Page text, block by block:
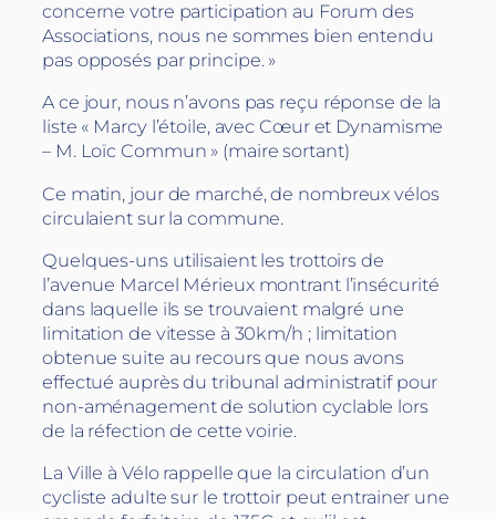
concerne votre participation au Forum des
Associations, nous ne sommes bien entendu
pas opposés par principe. »
A ce jour, nous n’avons pas reçu réponse de la
liste « Marcy l’étoile, avec Cœur et Dynamisme
– M. Loïc Commun » (maire sortant)
Ce matin, jour de marché, de nombreux vélos
circulaient sur la commune.
Quelques-uns utilisaient les trottoirs de
l’avenue Marcel Mérieux montrant l’insécurité
dans laquelle ils se trouvaient malgré une
limitation de vitesse à 30km/h ; limitation
obtenue suite au recours que nous avons
effectué auprès du tribunal administratif pour
non-aménagement de solution cyclable lors
de la réfection de cette voirie.
La Ville à Vélo rappelle que la circulation d’un
cycliste adulte sur le trottoir peut entrainer une